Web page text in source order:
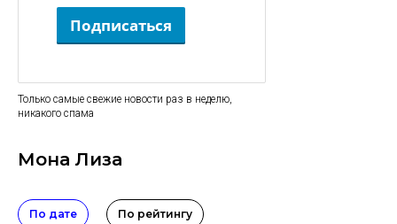
Подписаться
Только самые свежие новости раз в неделю,
никакого спама
Мона Лиза
По дате По рейтингу